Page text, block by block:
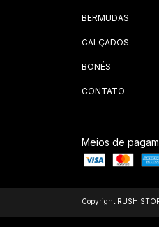
BERMUDAS
CALÇADOS
BONÉS
CONTATO
Meios de
Copyright RUSH